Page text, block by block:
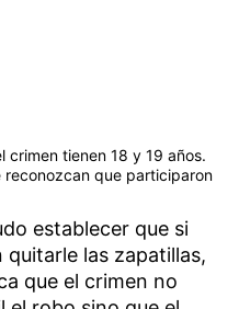
crimen tienen 18 y 19 años.
que participaron
establecer que si
las zapatillas,
que el crimen no